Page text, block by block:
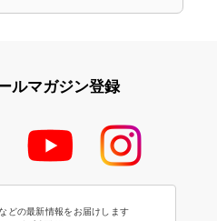
ルマガジン登録
どの最新情報をお届けします